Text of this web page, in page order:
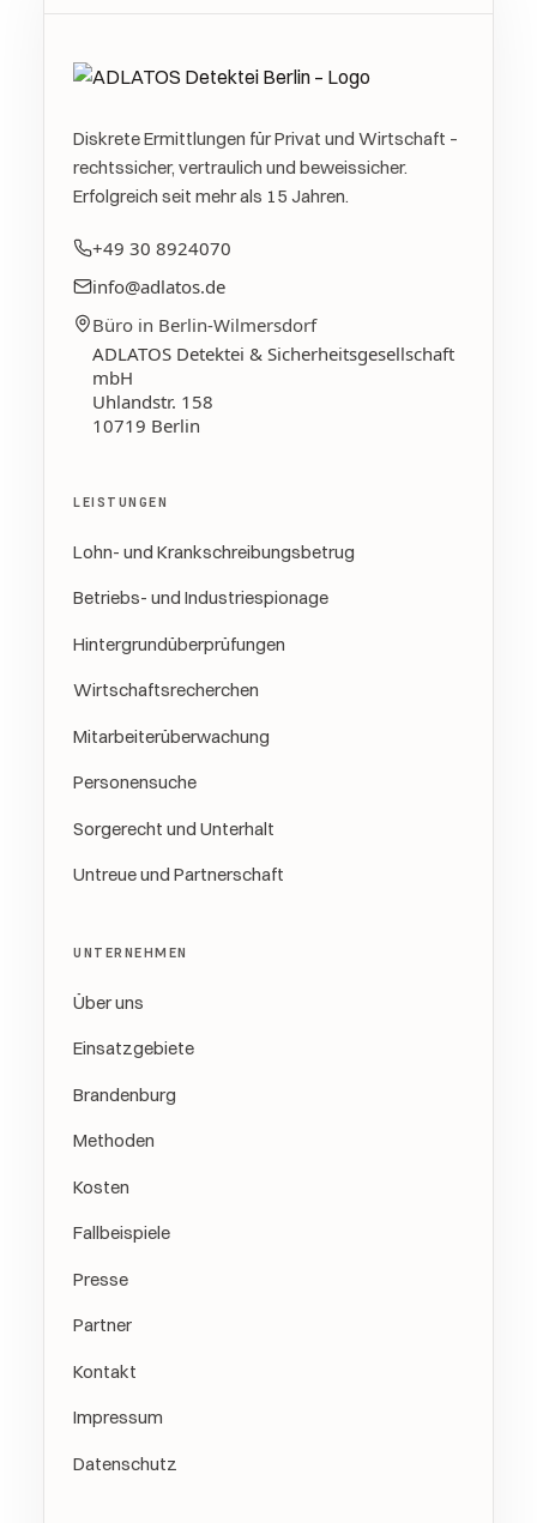
Diskrete Ermittlungen für Privat und Wirtschaft –
rechtssicher, vertraulich und beweissicher.
Erfolgreich seit mehr als 15 Jahren.
+49 30 8924070
info@adlatos.de
Büro in Berlin-Wilmersdorf
ADLATOS Detektei & Sicherheitsgesellschaft
mbH
Uhlandstr. 158
10719 Berlin
LEISTUNGEN
Lohn- und Krankschreibungsbetrug
Betriebs- und Industriespionage
Hintergrundüberprüfungen
Wirtschaftsrecherchen
Mitarbeiterüberwachung
Personensuche
Sorgerecht und Unterhalt
Untreue und Partnerschaft
UNTERNEHMEN
Über uns
Einsatzgebiete
Brandenburg
Methoden
Kosten
Fallbeispiele
Presse
Partner
Kontakt
Impressum
Datenschutz